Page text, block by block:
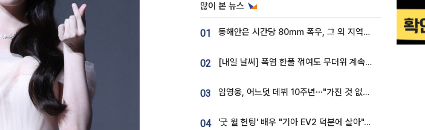
많이 본 뉴스
01 동해안은 시간당 80㎜ 폭우, 그 외 지역은 폭염…‘극과 극 날씨’
02 [내일 날씨] 폭염 한풀 꺾여도 무더위 계속⋯동해안 이틀 연속 비
03 임영웅, 어느덧 데뷔 10주년⋯"가진 것 없던 시절, 내 앞엔 20명의 팬뿐"
04 '굿 윌 헌팅' 배우 "기아 EV2 덕분에 살아"…교통사고 후 안전성 극찬